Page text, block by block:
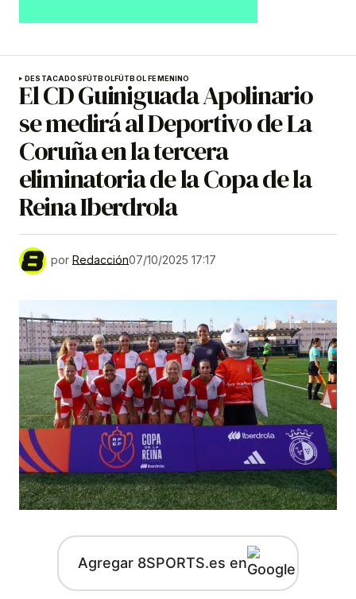
DESTACADOSFÚTBOLFÚTBOL FEMENINO
El CD Guiniguada Apolinario
se medirá al Deportivo de La
Coruña en la tercera
eliminatoria de la Copa de la
Reina Iberdrola
por Redacción07/10/2025 17:17
Agregar 8SPORTS.es en